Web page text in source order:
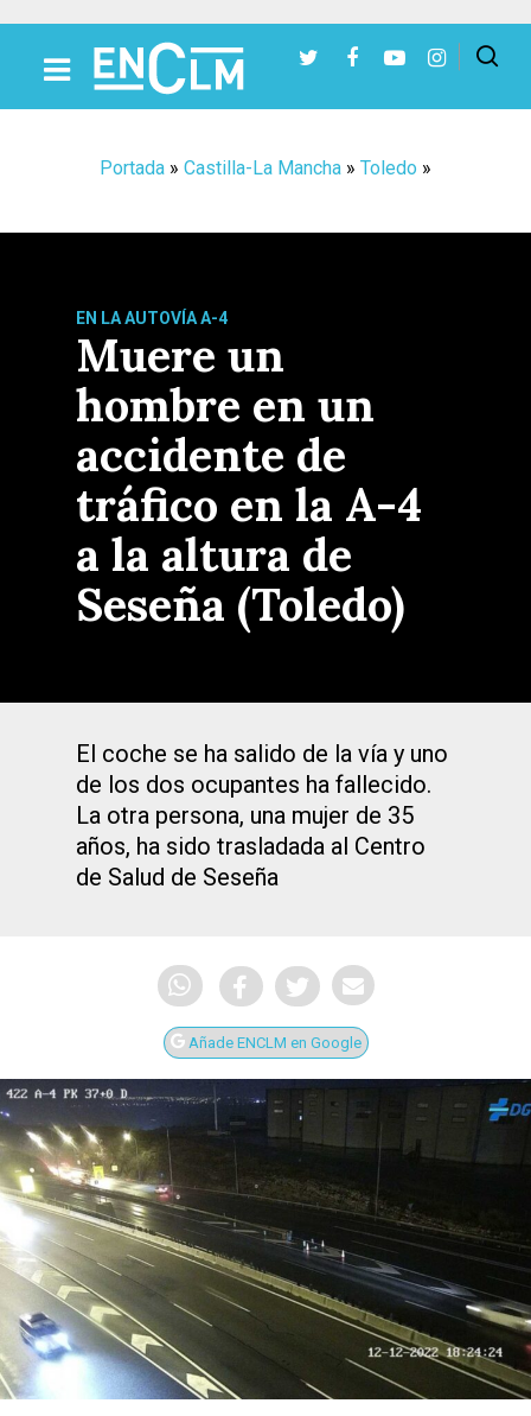
Portada » Castilla-La Mancha » Toledo »
EN LA AUTOVÍA A-4
Muere un
hombre en un
accidente de
tráfico en la A-4
a la altura de
Seseña (Toledo)
El coche se ha salido de la vía y uno
de los dos ocupantes ha fallecido.
La otra persona, una mujer de 35
años, ha sido trasladada al Centro
de Salud de Seseña
Añade ENCLM en Google